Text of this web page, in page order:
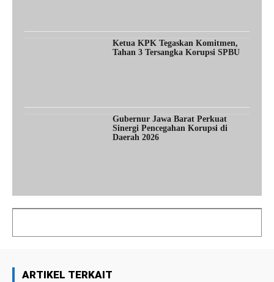
Ketua KPK Tegaskan Komitmen,
Tahan 3 Tersangka Korupsi SPBU
Gubernur Jawa Barat Perkuat
Sinergi Pencegahan Korupsi di
Daerah 2026
ARTIKEL TERKAIT